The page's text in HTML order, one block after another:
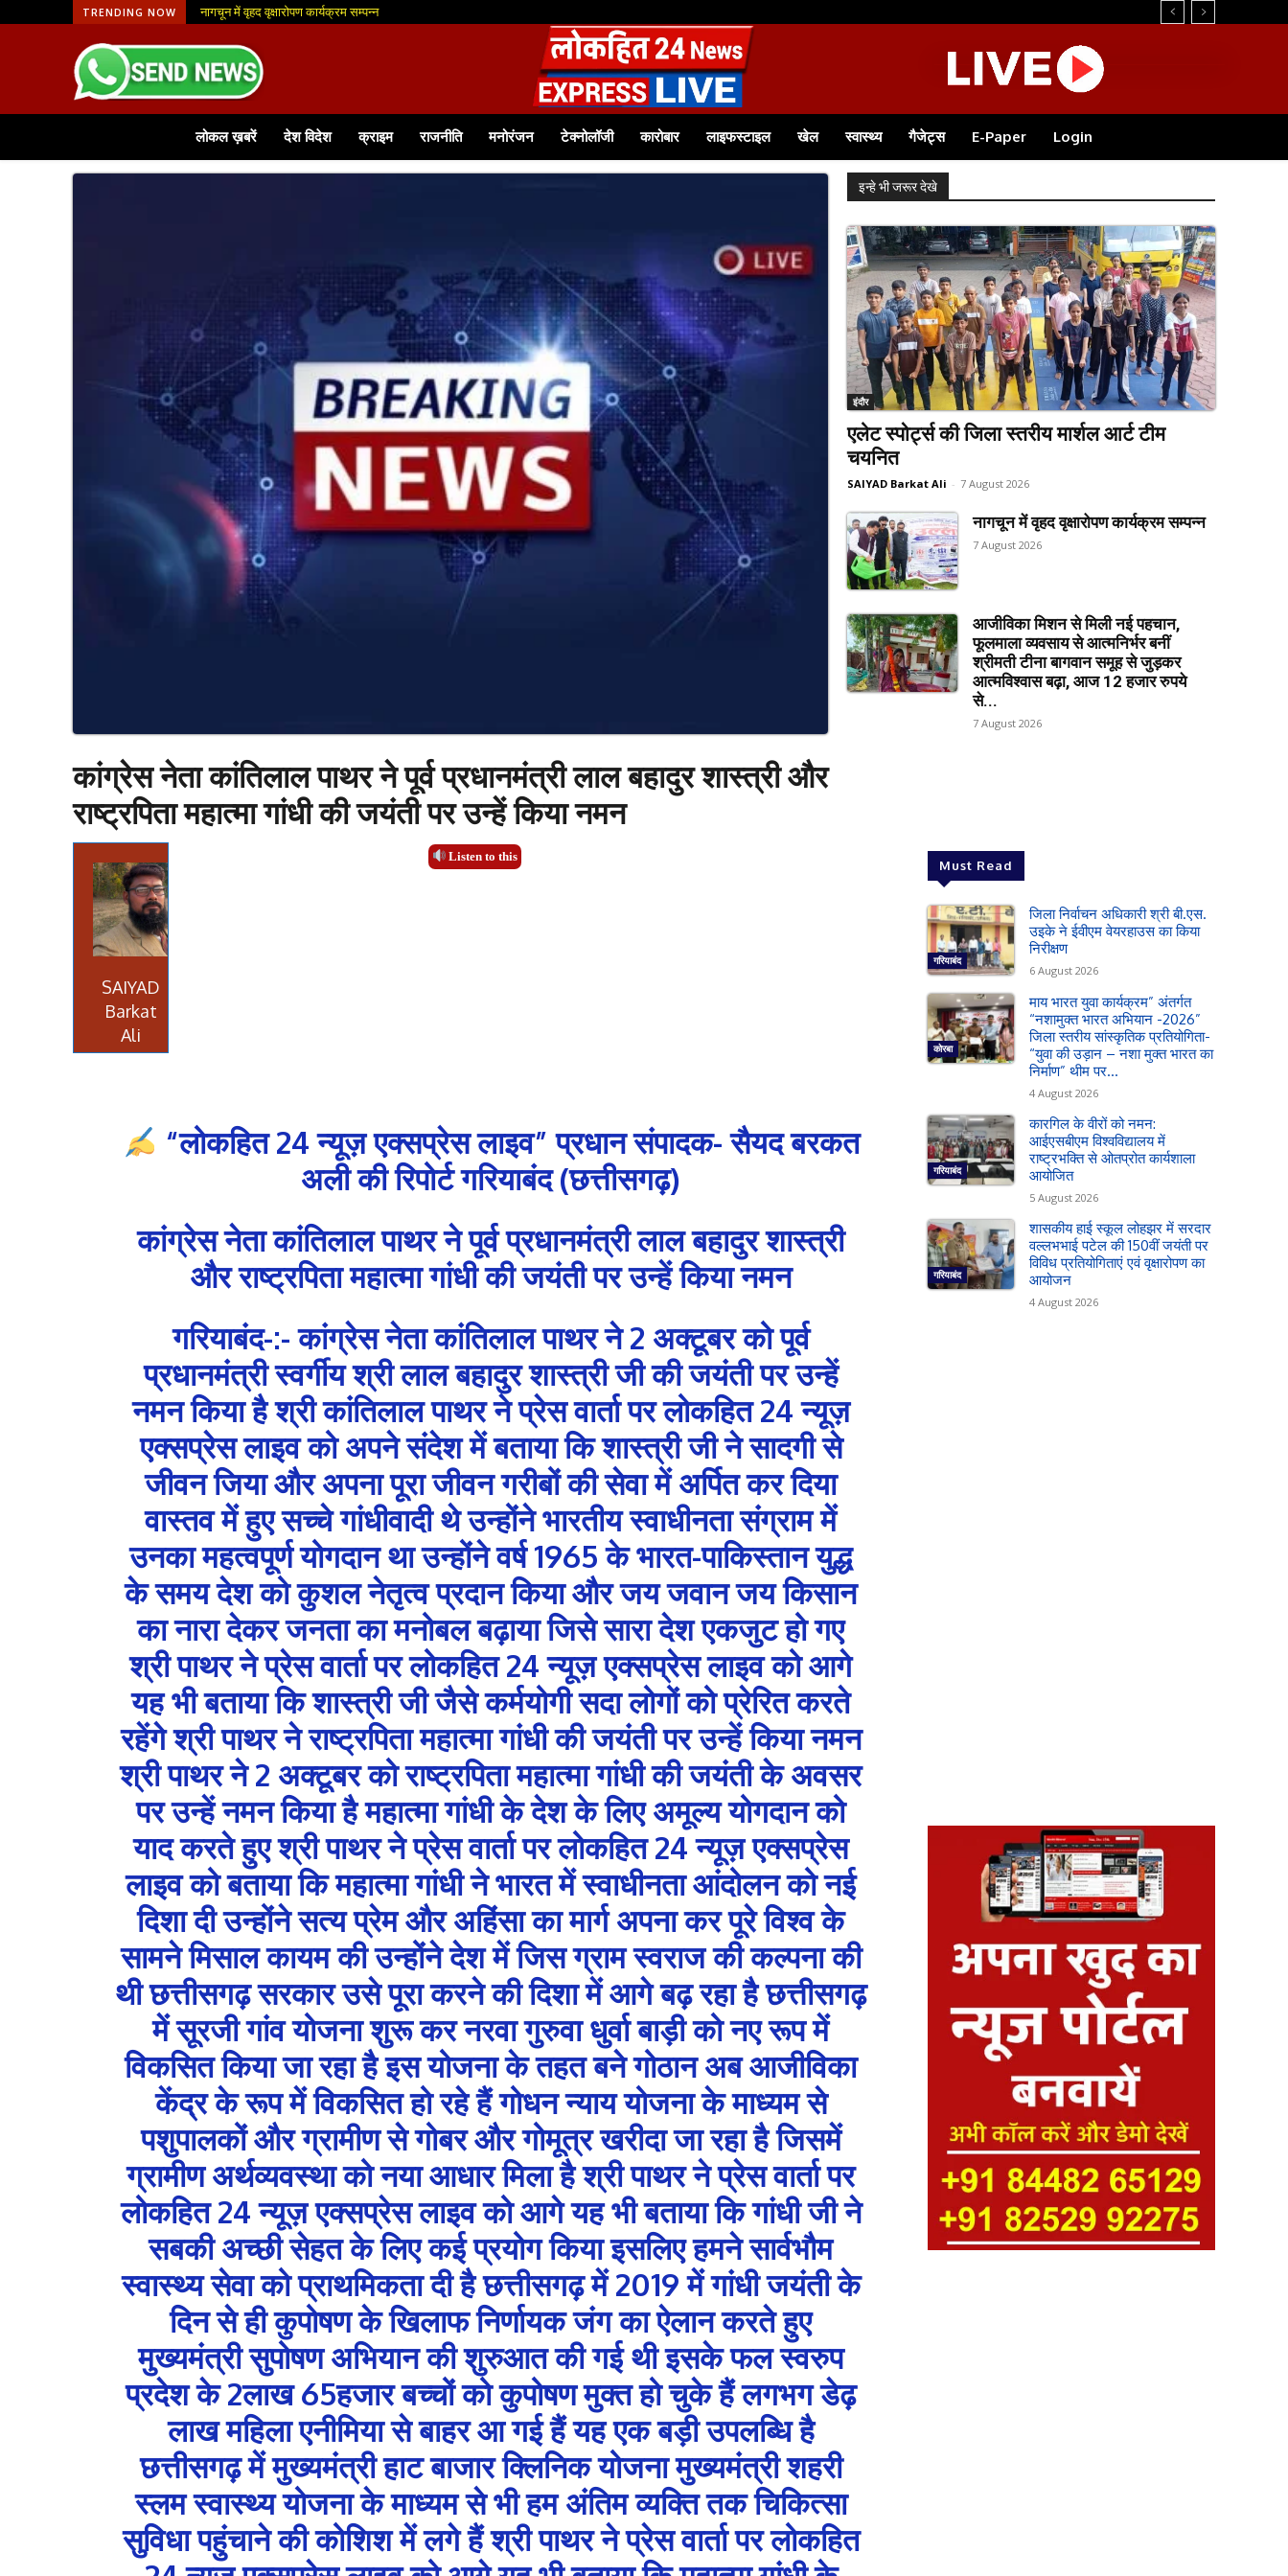
TRENDING NOW नागचून में वृहद वृक्षारोपण कार्यक्रम सम्पन्न
आजीविका मिशन से मिली नई पहचान, फूलमाला व्यवसाय से आत्मनिर्भर बनीं श्रीमती टीना बागवान समूह से जुड़कर आत्मविश्वास बढ़ा, आज 12 हजार रुपये से...
लोकल ख़बरें देश विदेश क्राइम राजनीति मनोरंजन टेक्नोलॉजी कारोबार लाइफस्टाइल खेल स्वास्थ्य गैजेट्स E-Paper Login
कांग्रेस नेता कांतिलाल पाथर ने पूर्व प्रधानमंत्री लाल बहादुर शास्त्री और
राष्ट्रपिता महात्मा गांधी की जयंती पर उन्हें किया नमन
इन्हे भी जरूर देखे
इंदौर
एलेट स्पोर्ट्स की जिला स्तरीय मार्शल आर्ट टीम
चयनित
SAIYAD Barkat Ali - 7 August 2026
नागचून में वृहद वृक्षारोपण कार्यक्रम सम्पन्न
7 August 2026
आजीविका मिशन से मिली नई पहचान,
फूलमाला व्यवसाय से आत्मनिर्भर बनीं
श्रीमती टीना बागवान समूह से जुड़कर
आत्मविश्वास बढ़ा, आज 12 हजार रुपये
से...
7 August 2026
Listen to this
SAIYAD
Barkat
Ali
“लोकहित 24 न्यूज़ एक्सप्रेस लाइव” प्रधान संपादक- सैयद बरकत
अली की रिपोर्ट गरियाबंद (छत्तीसगढ़)
कांग्रेस नेता कांतिलाल पाथर ने पूर्व प्रधानमंत्री लाल बहादुर शास्त्री
और राष्ट्रपिता महात्मा गांधी की जयंती पर उन्हें किया नमन
गरियाबंद-:- कांग्रेस नेता कांतिलाल पाथर ने 2 अक्टूबर को पूर्व
प्रधानमंत्री स्वर्गीय श्री लाल बहादुर शास्त्री जी की जयंती पर उन्हें
नमन किया है श्री कांतिलाल पाथर ने प्रेस वार्ता पर लोकहित 24 न्यूज़
एक्सप्रेस लाइव को अपने संदेश में बताया कि शास्त्री जी ने सादगी से
जीवन जिया और अपना पूरा जीवन गरीबों की सेवा में अर्पित कर दिया
वास्तव में हुए सच्चे गांधीवादी थे उन्होंने भारतीय स्वाधीनता संग्राम में
उनका महत्वपूर्ण योगदान था उन्होंने वर्ष 1965 के भारत-पाकिस्तान युद्ध
के समय देश को कुशल नेतृत्व प्रदान किया और जय जवान जय किसान
का नारा देकर जनता का मनोबल बढ़ाया जिसे सारा देश एकजुट हो गए
श्री पाथर ने प्रेस वार्ता पर लोकहित 24 न्यूज़ एक्सप्रेस लाइव को आगे
यह भी बताया कि शास्त्री जी जैसे कर्मयोगी सदा लोगों को प्रेरित करते
रहेंगे श्री पाथर ने राष्ट्रपिता महात्मा गांधी की जयंती पर उन्हें किया नमन
श्री पाथर ने 2 अक्टूबर को राष्ट्रपिता महात्मा गांधी की जयंती के अवसर
पर उन्हें नमन किया है महात्मा गांधी के देश के लिए अमूल्य योगदान को
याद करते हुए श्री पाथर ने प्रेस वार्ता पर लोकहित 24 न्यूज़ एक्सप्रेस
लाइव को बताया कि महात्मा गांधी ने भारत में स्वाधीनता आंदोलन को नई
दिशा दी उन्होंने सत्य प्रेम और अहिंसा का मार्ग अपना कर पूरे विश्व के
सामने मिसाल कायम की उन्होंने देश में जिस ग्राम स्वराज की कल्पना की
थी छत्तीसगढ़ सरकार उसे पूरा करने की दिशा में आगे बढ़ रहा है छत्तीसगढ़
में सूरजी गांव योजना शुरू कर नरवा गुरुवा धुर्वा बाड़ी को नए रूप में
विकसित किया जा रहा है इस योजना के तहत बने गोठान अब आजीविका
केंद्र के रूप में विकसित हो रहे हैं गोधन न्याय योजना के माध्यम से
पशुपालकों और ग्रामीण से गोबर और गोमूत्र खरीदा जा रहा है जिसमें
ग्रामीण अर्थव्यवस्था को नया आधार मिला है श्री पाथर ने प्रेस वार्ता पर
लोकहित 24 न्यूज़ एक्सप्रेस लाइव को आगे यह भी बताया कि गांधी जी ने
सबकी अच्छी सेहत के लिए कई प्रयोग किया इसलिए हमने सार्वभौम
स्वास्थ्य सेवा को प्राथमिकता दी है छत्तीसगढ़ में 2019 में गांधी जयंती के
दिन से ही कुपोषण के खिलाफ निर्णायक जंग का ऐलान करते हुए
मुख्यमंत्री सुपोषण अभियान की शुरुआत की गई थी इसके फल स्वरुप
प्रदेश के 2लाख 65हजार बच्चों को कुपोषण मुक्त हो चुके हैं लगभग डेढ़
लाख महिला एनीमिया से बाहर आ गई हैं यह एक बड़ी उपलब्धि है
छत्तीसगढ़ में मुख्यमंत्री हाट बाजार क्लिनिक योजना मुख्यमंत्री शहरी
स्लम स्वास्थ्य योजना के माध्यम से भी हम अंतिम व्यक्ति तक चिकित्सा
सुविधा पहुंचाने की कोशिश में लगे हैं श्री पाथर ने प्रेस वार्ता पर लोकहित
Must Read
गरियाबंद
जिला निर्वाचन अधिकारी श्री बी.एस.
उइके ने ईवीएम वेयरहाउस का किया
निरीक्षण
6 August 2026
कोरबा
माय भारत युवा कार्यक्रम” अंतर्गत
“नशामुक्त भारत अभियान -2026”
जिला स्तरीय सांस्कृतिक प्रतियोगिता-
“युवा की उड़ान – नशा मुक्त भारत का
निर्माण” थीम पर...
4 August 2026
गरियाबंद
कारगिल के वीरों को नमन:
आईएसबीएम विश्वविद्यालय में
राष्ट्रभक्ति से ओतप्रोत कार्यशाला
आयोजित
5 August 2026
गरियाबंद
शासकीय हाई स्कूल लोहझर में सरदार
वल्लभभाई पटेल की 150वीं जयंती पर
विविध प्रतियोगिताएं एवं वृक्षारोपण का
आयोजन
4 August 2026